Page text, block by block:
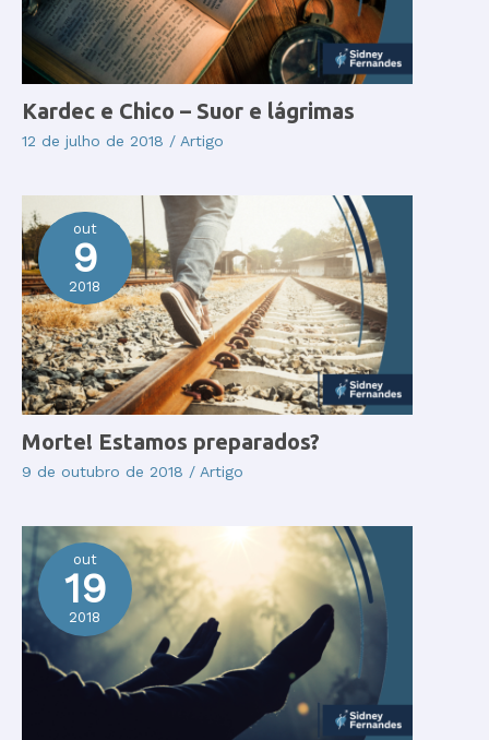
Kardec e Chico – Suor e lágrimas
12 de julho de 2018 / Artigo
out
9
2018
Morte! Estamos preparados?
9 de outubro de 2018 / Artigo
out
19
2018